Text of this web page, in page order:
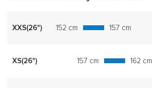
XXS(26") 152 cm 157 cm
XS(26") 157 cm 162 cm